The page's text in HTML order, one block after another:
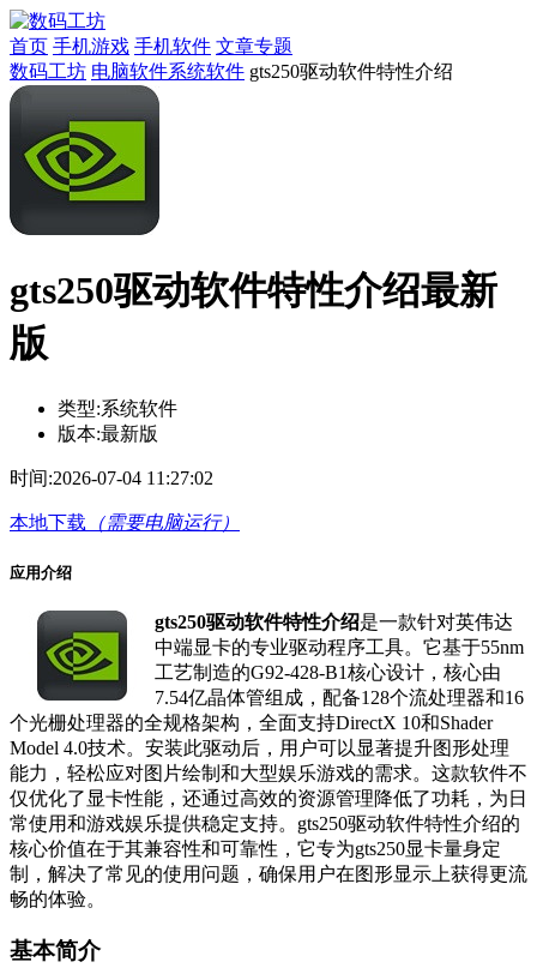
首页 手机游戏 手机软件 文章专题
数码工坊 电脑软件系统软件 gts250驱动软件特性介绍
gts250驱动软件特性介绍最新
版
类型:系统软件
版本:最新版
时间:2026-07-04 11:27:02
本地下载 （需要电脑运行）
应用介绍
gts250驱动软件特性介绍是一款针对英伟达
中端显卡的专业驱动程序工具。它基于55nm
工艺制造的G92-428-B1核心设计，核心由
7.54亿晶体管组成，配备128个流处理器和16
个光栅处理器的全规格架构，全面支持DirectX 10和Shader
Model 4.0技术。安装此驱动后，用户可以显著提升图形处理
能力，轻松应对图片绘制和大型娱乐游戏的需求。这款软件不
仅优化了显卡性能，还通过高效的资源管理降低了功耗，为日
常使用和游戏娱乐提供稳定支持。gts250驱动软件特性介绍的
核心价值在于其兼容性和可靠性，它专为gts250显卡量身定
制，解决了常见的使用问题，确保用户在图形显示上获得更流
畅的体验。
基本简介